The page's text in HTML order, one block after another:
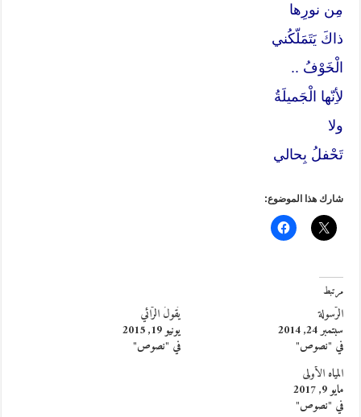
مِن نورِها
ذاكَ يَتَمَلّكُني
الْخَوْفُ ..
لأِنّها الْجَميلَةُ
ولا
تَحْفلُ بِحالي
شارك هذا الموضوع:
مرتبط
الرّسولة
سبتمبر 24, 2014
في "نصوص"
يَقولُ الرّائي
يونيو 19, 2015
في "نصوص"
المياه الأولى
مايو 9, 2017
في "نصوص"